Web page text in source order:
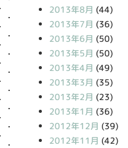
2013年8月 (44)
2013年7月 (36)
2013年6月 (50)
2013年5月 (50)
2013年4月 (49)
2013年3月 (35)
2013年2月 (23)
2013年1月 (36)
2012年12月 (39)
2012年11月 (42)